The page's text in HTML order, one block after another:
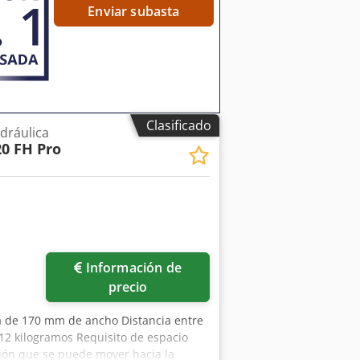
Muela abrasiva CBN - Pinzas ER 20,
Ansxablxs Tjha - Pinzas ER 25, 14
20 o ER 25
Enviar subasta
Clasificado
FH Pro
precio
170 mm de ancho Distancia entre
kilogramos Requisito de espacio
que se puede mover hacia la